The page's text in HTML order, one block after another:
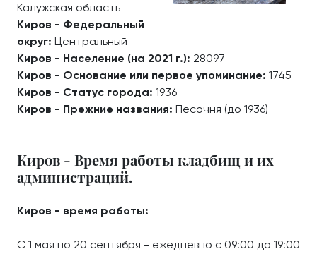
Калужская область
Киров - Федеральный
округ: Центральный
Киров - Население (на 2021 г.): 28097
Киров - Основание или первое упоминание: 1745
Киров - Статус города: 1936
Киров - Прежние названия: Песочня (до 1936)
Киров - Время работы кладбищ и их
администраций.
Киров - время работы:
С 1 мая по 20 сентября - ежедневно с 09:00 до 19:00